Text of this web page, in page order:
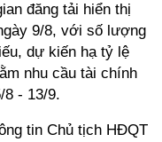
đăng tải hiển thị
9/8, với số lượng
dự kiến hạ tỷ lệ
nhu cầu tài chính
8 - 13/9.
tin Chủ tịch HĐQT